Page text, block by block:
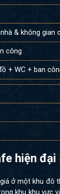
& không
công
+ WC + ban
hiện
ở một khu đô
khu khu vực